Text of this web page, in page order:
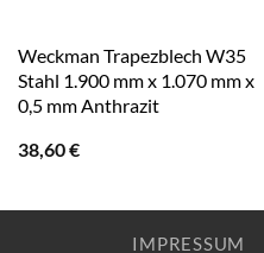
Weckman Trapezblech W35
Stahl 1.900 mm x 1.070 mm x
0,5 mm Anthrazit
38,60€
IMPRESSUM